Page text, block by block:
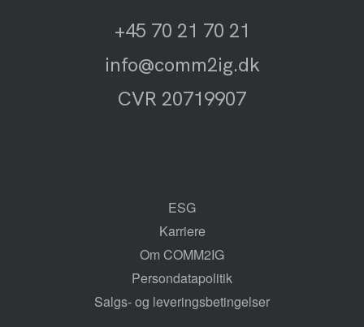
+45 70 21 70 21
info@comm2ig.dk
CVR 20719907
ESG
Karriere
Om COMM2IG
Persondatapolitik
Salgs- og leveringsbetingelser